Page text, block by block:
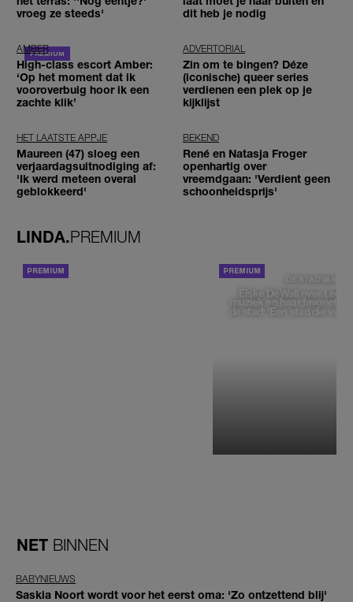
vroeg ze steeds'
dit heb je nodig
AMBER
High-class escort Amber:
‘Op het moment dat ik
vooroverbuig hoor ik een
zachte klik’
ADVERTORIAL
Zin om te bingen? Déze
(iconische) queer series
verdienen een plek op je
kijklijst
HET LAATSTE APPJE
Maureen (47) sloeg een
verjaardagsuitnodiging af:
'Ik werd meteen overal
geblokkeerd'
BEKEND
René en Natasja Froger
openhartig over
vreemdgaan: 'Verdient geen
schoonheidsprijs'
LINDA.PREMIUM
DE STAD VAN
Elske DeWall over
muziek en haar favoriete
de stad: 'Een stad die
NET BINNEN
BABYNIEUWS
Saskia Noort wordt voor het eerst oma: 'Zo ontzettend blij'